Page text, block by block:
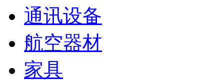
通讯设备
航空器材
家具